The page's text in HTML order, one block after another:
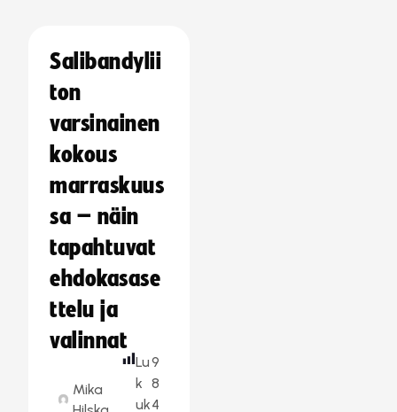
Salibandylii
ton
varsinainen
kokous
marraskuus
sa – näin
tapahtuvat
ehdokasase
ttelu ja
valinnat
Mika
Lu
k
uk
9
8
4